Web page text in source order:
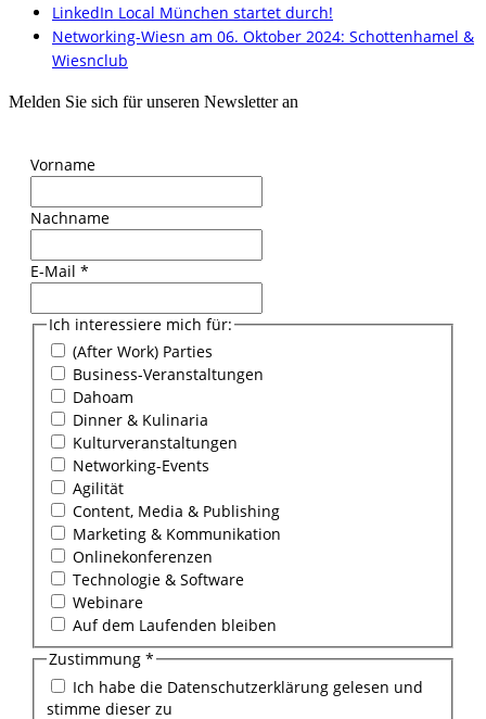
LinkedIn Local München startet durch!
Networking-Wiesn am 06. Oktober 2024: Schottenhamel &
Wiesnclub
Melden Sie sich für unseren Newsletter an
Vorname
Nachname
E-Mail *
Ich interessiere mich für:
(After Work) Parties
Business-Veranstaltungen
Dahoam
Dinner & Kulinaria
Kulturveranstaltungen
Networking-Events
Agilität
Content, Media & Publishing
Marketing & Kommunikation
Onlinekonferenzen
Technologie & Software
Webinare
Auf dem Laufenden bleiben
Zustimmung *
Ich habe die Datenschutzerklärung gelesen und
stimme dieser zu